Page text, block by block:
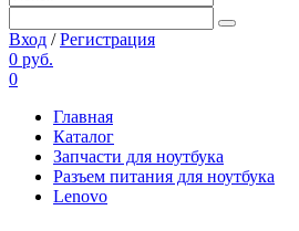
Вход /Регистрация
0 руб.
0
Главная
Каталог
Запчасти для ноутбука
Разъем питания для ноутбука
Lenovo